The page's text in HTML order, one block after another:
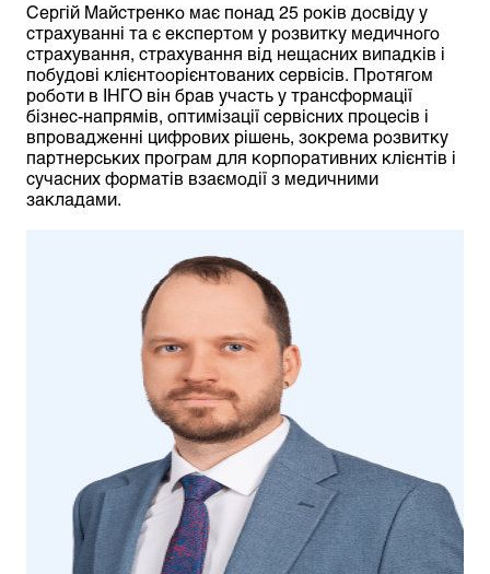
Сергій Майстренко має понад 25 років досвіду у
страхуванні та є експертом у розвитку медичного
страхування, страхування від нещасних випадків і
побудові клієнтоорієнтованих сервісів. Протягом
роботи в ІНГО він брав участь у трансформації
бізнес-напрямів, оптимізації сервісних процесів і
впровадженні цифрових рішень, зокрема розвитку
партнерських програм для корпоративних клієнтів і
сучасних форматів взаємодії з медичними
закладами.